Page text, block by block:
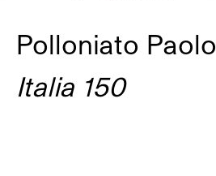
Polloniato Paolo
Italia 150